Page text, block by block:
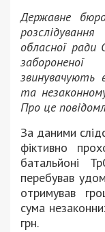
Державне
обласної ради
звинувачують
та
Про це
За даними
фіктивно
батальйоні
перебував
отримував
сума
грн.